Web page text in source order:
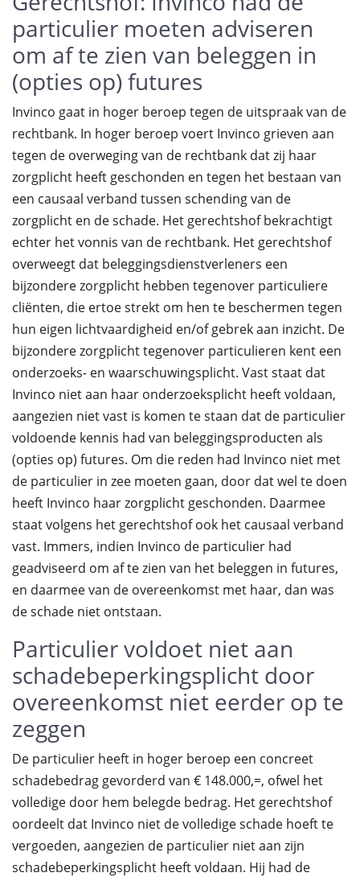
particulier moeten adviseren
om af te zien van beleggen in
(opties op) futures
Invinco gaat in hoger beroep tegen de uitspraak van de
rechtbank. In hoger beroep voert Invinco grieven aan
tegen de overweging van de rechtbank dat zij haar
zorgplicht heeft geschonden en tegen het bestaan van
een causaal verband tussen schending van de
zorgplicht en de schade. Het gerechtshof bekrachtigt
echter het vonnis van de rechtbank. Het gerechtshof
overweegt dat beleggingsdienstverleners een
bijzondere zorgplicht hebben tegenover particuliere
cliënten, die ertoe strekt om hen te beschermen tegen
hun eigen lichtvaardigheid en/of gebrek aan inzicht. De
bijzondere zorgplicht tegenover particulieren kent een
onderzoeks- en waarschuwingsplicht. Vast staat dat
Invinco niet aan haar onderzoeksplicht heeft voldaan,
aangezien niet vast is komen te staan dat de particulier
voldoende kennis had van beleggingsproducten als
(opties op) futures. Om die reden had Invinco niet met
de particulier in zee moeten gaan, door dat wel te doen
heeft Invinco haar zorgplicht geschonden. Daarmee
staat volgens het gerechtshof ook het causaal verband
vast. Immers, indien Invinco de particulier had
geadviseerd om af te zien van het beleggen in futures,
en daarmee van de overeenkomst met haar, dan was
de schade niet ontstaan.
Particulier voldoet niet aan
schadebeperkingsplicht door
overeenkomst niet eerder op te
zeggen
De particulier heeft in hoger beroep een concreet
schadebedrag gevorderd van € 148.000,=, ofwel het
volledige door hem belegde bedrag. Het gerechtshof
oordeelt dat Invinco niet de volledige schade hoeft te
vergoeden, aangezien de particulier niet aan zijn
schadebeperkingsplicht heeft voldaan. Hij had de